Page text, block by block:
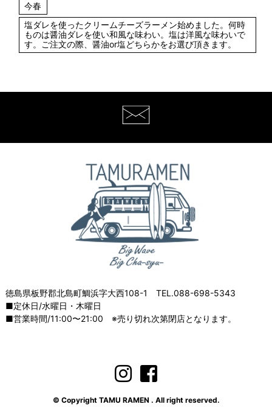
今春
塩ダレを使ったクリームチーズラーメン始めました。何時
ものは醤油ダレを使い和風な味わい。塩は洋風な味わいで
す。ご注文の際、醤油or塩どちらかをお選び頂きます。
徳島県板野郡北島町鯛浜字大西108-1 TEL.088-698-5343
■定休日/水曜日・木曜日
■営業時間/11:00〜21:00 ※売り切れ次第閉店となります。
© Copyright TAMU RAMEN . All right reserved.